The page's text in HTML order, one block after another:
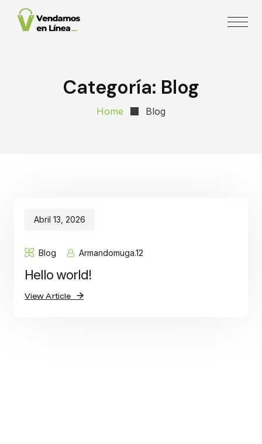
Categoría: Blog
Home Blog
Abril 13, 2026
Blog Armandomuga.12
Hello world!
View Article